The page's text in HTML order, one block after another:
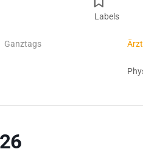
Ganztags
Labels